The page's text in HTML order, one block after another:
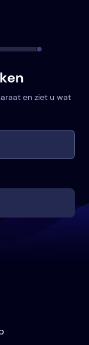
en ziet u wat